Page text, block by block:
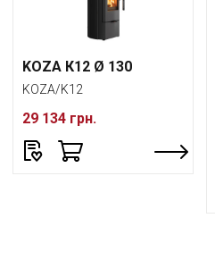
KOZA К12 Ø 130
KOZA/K12
29 134 грн.